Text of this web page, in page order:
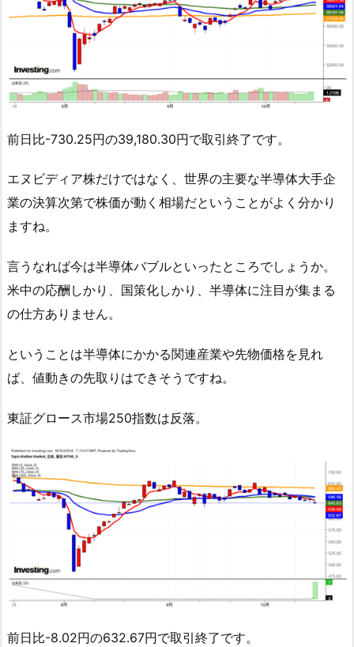
前日比-730.25円の39,180.30円で取引終了です。
エヌビディア株だけではなく、世界の主要な半導体大手企
業の決算次第で株価が動く相場だということがよく分かり
ますね。
言うなれば今は半導体バブルといったところでしょうか。
米中の応酬しかり、国策化しかり、半導体に注目が集まる
の仕方ありません。
ということは半導体にかかる関連産業や先物価格を見れ
ば、値動きの先取りはできそうですね。
東証グロース市場250指数は反落。
前日比-8.02円の632.67円で取引終了です。